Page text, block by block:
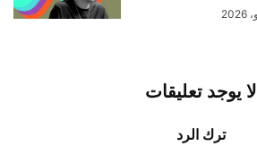
لا يوجد تعليقات
ترك الرد